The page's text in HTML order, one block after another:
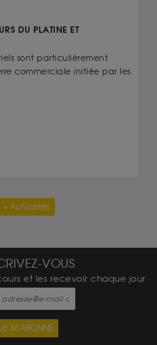
DU PLATINE ET
sont particulièrement
commerciale initiée par les.
+ Actualités
VOUS
et les recevoir chaque jour
JE M'ABONNE